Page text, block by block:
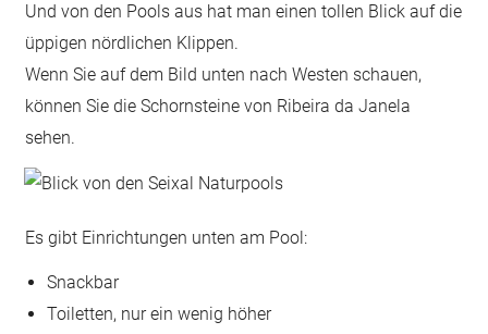
Und von den Pools aus hat man einen tollen Blick auf die
üppigen nördlichen Klippen.
Wenn Sie auf dem Bild unten nach Westen schauen,
können Sie die Schornsteine von Ribeira da Janela
sehen.
Es gibt Einrichtungen unten am Pool:
Snackbar
Toiletten, nur ein wenig höher